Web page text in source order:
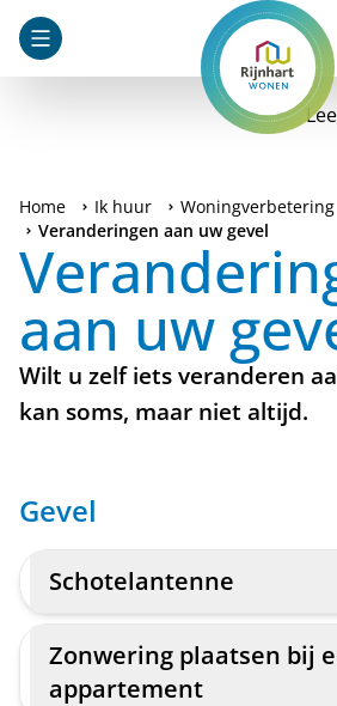
Home Ik huur
Woningverbetering
Veranderingen aan uw gevel
aan uw
Wilt u zelf iets veranderen
kan soms, maar niet altijd.
Gevel
Schotelantenne
Zonwering plaatsen bij
appartement